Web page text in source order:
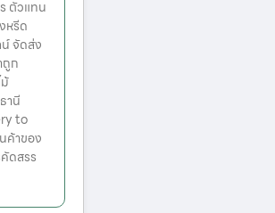
ตัวแทน
หรีด
จัดส่ง
ถูก
านี
to
ค้าของ
ดสรร